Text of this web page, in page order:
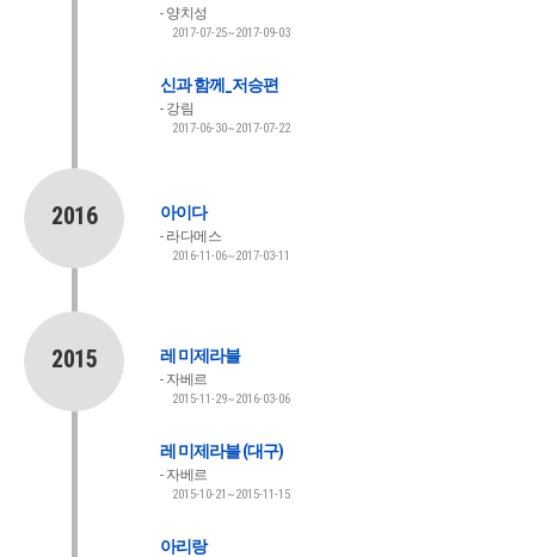
양치성
2017-07-25~2017-09-03
신과 함께_저승편
강림
2017-06-30~2017-07-22
2016 아이다
라다메스
2016-11-06~2017-03-11
2015 레 미제라블
자베르
2015-11-29~2016-03-06
레 미제라블 (대구)
자베르
2015-10-21~2015-11-15
아리랑